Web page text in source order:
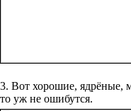
3. Вот хорошие, ядрёные,
то уж не ошибутся.